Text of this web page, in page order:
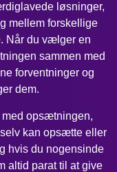
løsninger,
mellem forskellige
Når du vælger en
sammen med
forventninger og
dem.
opsætningen,
kan opsætte eller
hvis du nogensinde
altid parat til at give